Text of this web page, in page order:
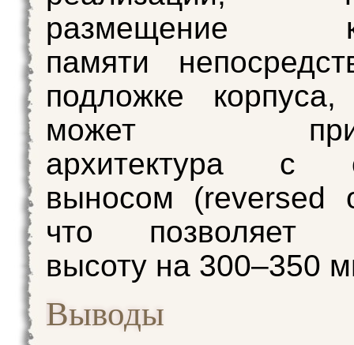
размещение
памяти
подложке
может
архитектура с
выносом (reversed
что позволяет
высоту на 300–350
Выводы